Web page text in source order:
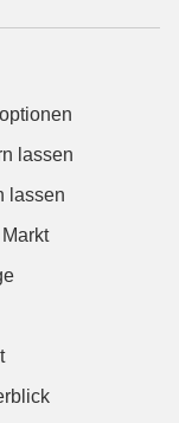
lassen
lassen